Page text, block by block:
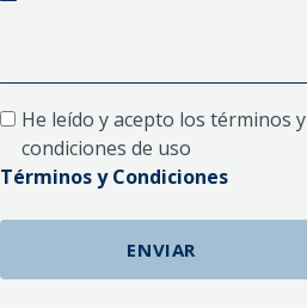
He leído y acepto los términos y
condiciones de uso
Términos y Condiciones